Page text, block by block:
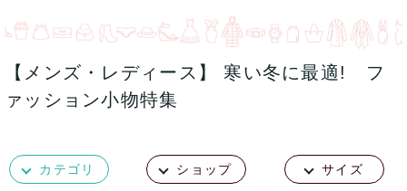
【メンズ・レディース】 寒い冬に最適! フ
ァッション小物特集
カテゴリ ショップ サイズ